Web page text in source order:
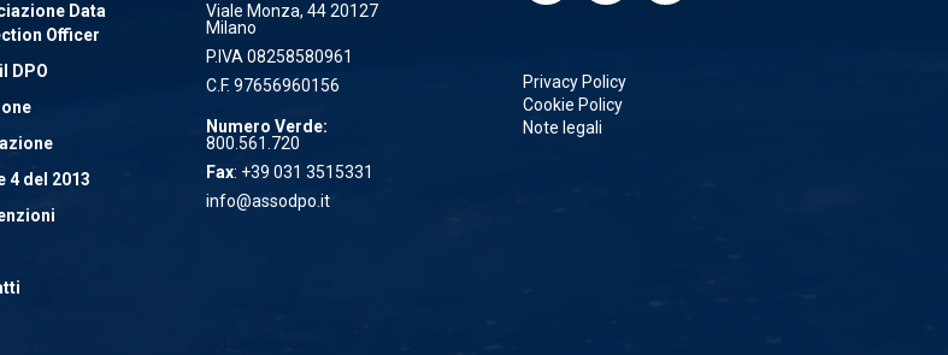
Data
Officer
DPO
4 del 2013
Viale Monza, 44 20127
Milano
P.IVA 08258580961
C.F. 97656960156
Numero Verde:
800.561.720
Fax: +39 031 3515331
info@assodpo.it
Privacy Policy
Cookie Policy
Note legali